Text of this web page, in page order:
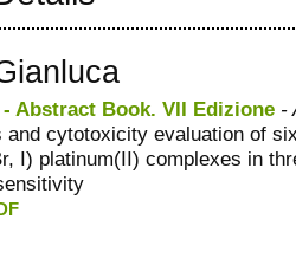
Abstract Book. VII Edizione -
and cytotoxicity evaluation of
I) platinum(II) complexes in